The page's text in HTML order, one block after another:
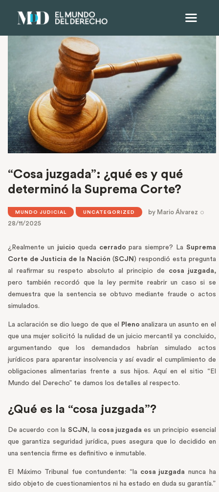
“Cosa juzgada”: ¿qué es y qué
determinó la Suprema Corte?
MUNDO JUDICIAL UNCATEGORIZED by Mario Álvarez
28/11/2025
¿Realmente un juicio queda cerrado para siempre? La Suprema
Corte de Justicia de la Nación (SCJN ) respondió esta pregunta
al reafirmar su respeto absoluto al principio de cosa juzgada,
pero también recordó que la ley permite reabrir un caso si se
demuestra que la sentencia se obtuvo mediante fraude o actos
simulados.
La aclaración se dio luego de que el Plenoanalizara un asunto en el
que una mujer solicitó la nulidad de un juicio mercantil ya concluido,
argumentando que los demandados habrían simulado actos
jurídicos para aparentar insolvencia y así evadir el cumplimiento de
obligaciones alimentarias frente a sus hijos. Aquí en el sitio “El
Mundo del Derecho” te damos los detalles al respecto.
¿Qué es la “cosa juzgada”?
De acuerdo con la SCJN , la cosa juzgada es un principio esencial
que garantiza seguridad jurídica, pues asegura que lo decidido en
una sentencia firme es definitivo e inmutable.
El Máximo Tribunal fue contundente: “la cosa juzgada nunca ha
sido objeto de cuestionamientos ni ha estado en duda su garantía.”